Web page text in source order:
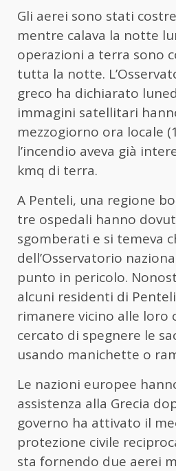
Gli aerei sono stati
mentre calava la notte
operazioni a terra sono
tutta la notte.
greco ha dichiarato
immagini satellitari
mezzogiorno ora locale
l’incendio aveva già
kmq di terra.
A Penteli, una regione
tre ospedali hanno
sgomberati e si temeva
dell’Osservatorio
punto in pericolo.
alcuni residenti di
rimanere vicino alle loro
cercato di spegnere le
usando manichette o
Le nazioni europee
assistenza alla Grecia
governo ha attivato il
protezione civile
sta fornendo due aerei